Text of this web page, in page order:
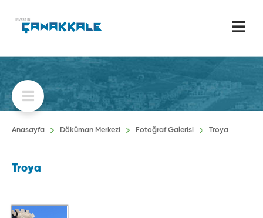
Anasayfa Döküman Merkezi Fotoğraf Galerisi Troya
Troya